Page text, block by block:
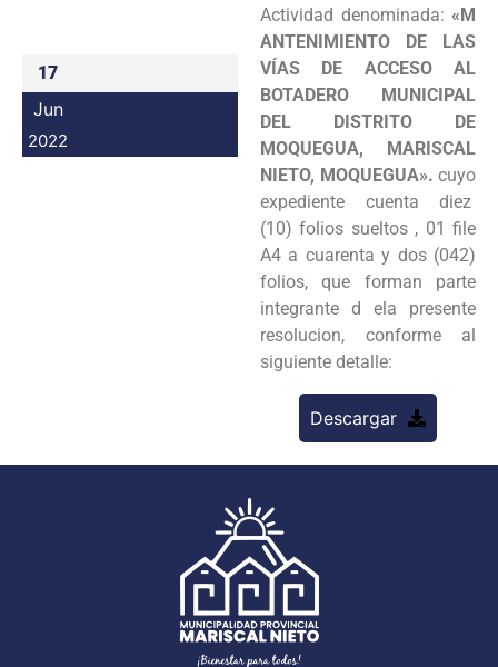
17
Jun
2022
Actividad denominada: «M
ANTENIMIENTO DE LAS
VÍAS DE ACCESO AL
BOTADERO MUNICIPAL
DEL DISTRITO DE
MOQUEGUA, MARISCAL
NIETO, MOQUEGUA». cuyo
expediente cuenta diez
(10) folios sueltos , 01 file
A4 a cuarenta y dos (042)
folios, que forman parte
integrante d ela presente
resolucion, conforme al
siguiente detalle:
Descargar